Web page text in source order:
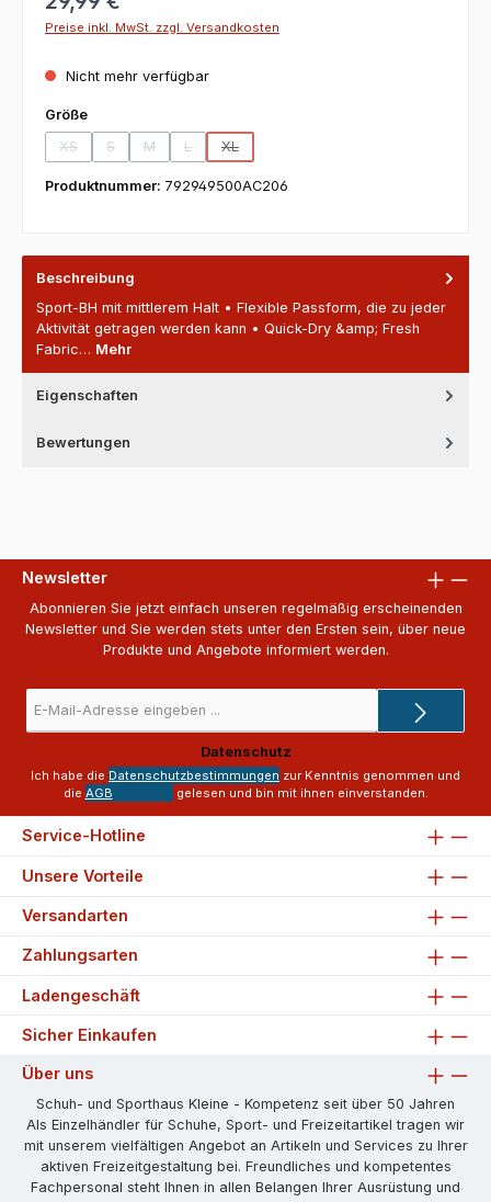
Preise inkl. MwSt. zzgl. Versandkosten
Nicht mehr verfügbar
Größeauswählen
XS
(Diese Option ist zurzeit nicht verfügbar.)
S
(Diese Option ist zurzeit nicht verfügbar.)
M
(Diese Option ist zurzeit nicht verfügbar.)
L
(Diese Option ist zurzeit nicht verfügbar.)
XL
(Diese Option ist zurzeit nicht verfügbar.)
Produktnummer: 792949500AC206
Beschreibung
Sport-BH mit mittlerem Halt • Flexible Passform, die zu jeder
Aktivität getragen werden kann • Quick-Dry &amp; Fresh
Fabric… Mehr
Eigenschaften
Bewertungen
Newsletter
Abonnieren Sie jetzt einfach unseren regelmäßig erscheinenden
Newsletter und Sie werden stets unter den Ersten sein, über neue
Produkte und Angebote informiert werden.
Mail-
Adresse
*
Datenschutz
Ich habe die Datenschutzbestimmungen zur Kenntnis genommen und
die AGB gelesen und bin mit ihnen einverstanden.
Service-Hotline
Unsere Vorteile
Versandarten
Zahlungsarten
Ladengeschäft
Sicher Einkaufen
Über uns
Schuh- und Sporthaus Kleine - Kompetenz seit über 50 Jahren
Als Einzelhändler für Schuhe, Sport- und Freizeitartikel tragen wir
mit unserem vielfältigen Angebot an Artikeln und Services zu Ihrer
aktiven Freizeitgestaltung bei. Freundliches und kompetentes
Fachpersonal steht Ihnen in allen Belangen Ihrer Ausrüstung und